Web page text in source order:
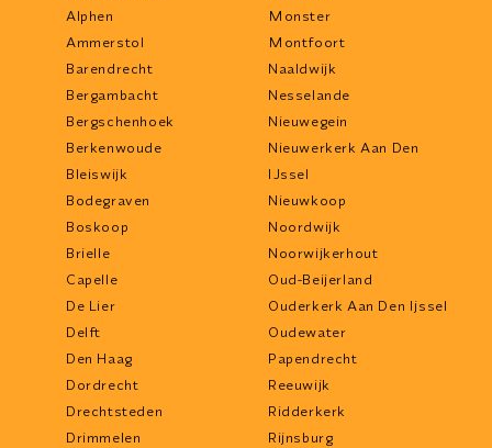
Alphen
Ammerstol
Barendrecht
Bergambacht
Bergschenhoek
Berkenwoude
Bleiswijk
Bodegraven
Boskoop
Brielle
Capelle
De Lier
Delft
Den Haag
Dordrecht
Drechtsteden
Drimmelen
Monster
Montfoort
Naaldwijk
Nesselande
Nieuwegein
Nieuwerkerk Aan Den
IJssel
Nieuwkoop
Noordwijk
Noorwijkerhout
Oud-Beijerland
Ouderkerk Aan Den Ijssel
Oudewater
Papendrecht
Reeuwijk
Ridderkerk
Rijnsburg